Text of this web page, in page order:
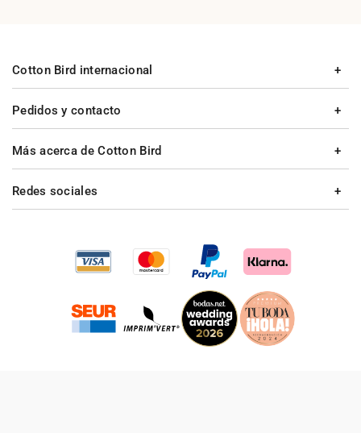
Pedidos y contacto
Más acerca de Cotton Bird
Cotton Bird internacional
Redes sociales